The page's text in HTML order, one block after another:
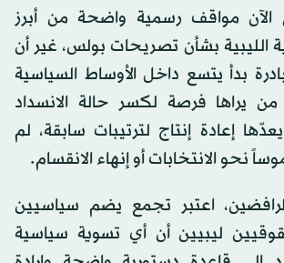
مواقف رسمية واضحة من أبرز
الليبية بشأن تصريحات بولس، غير أن
بدأ يتسع داخل الأوساط السياسية
من يراها فرصة لكسر حالة الانسداد
إعادة إنتاج لترتيبات سابقة، لم
نحو الانتخابات أو إنهاء الانقسام.
اعتبر تجمع يضم سياسيين
ليبيين أن أي تسوية سياسية